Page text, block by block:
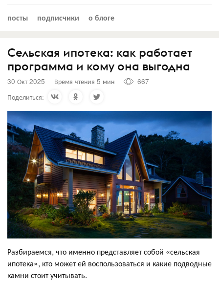
посты подписчики о блоге
Сельская ипотека: как работает
программа и кому она выгодна
30 Окт 2025 Время чтения 5 мин
667
Поделиться:
Разбираемся, что именно представляет собой «сельская
ипотека», кто может ей воспользоваться и какие подводные
камни стоит учитывать.